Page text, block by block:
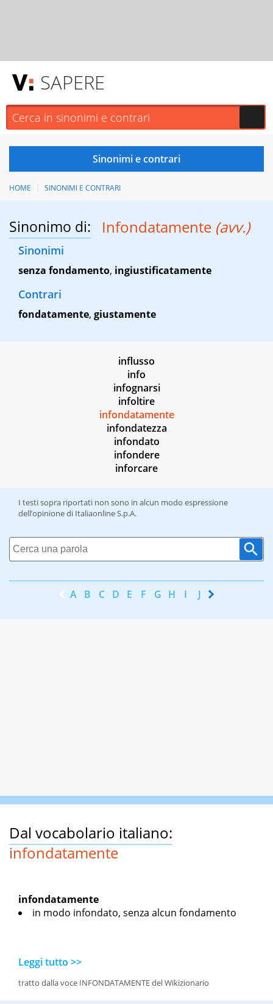
SAPERE
HOME SINONIMI E CONTRARI
Sinonimo di: Infondatamente (avv.)
Sinonimi
senza fondamento, ingiustificatamente
Contrari
fondatamente, giustamente
influsso
info
infognarsi
infoltire
infondatamente
infondatezza
infondato
infondere
inforcare
I testi sopra riportati non sono in alcun modo espressione
dell’opinione di Italiaonline S.p.A.
A B C D E F G H I J K
Dal vocabolario italiano:
infondatamente
infondatamente
in modo infondato, senza alcun fondamento
Leggi tutto >>
tratto dalla voce INFONDATAMENTE del Wikizionario